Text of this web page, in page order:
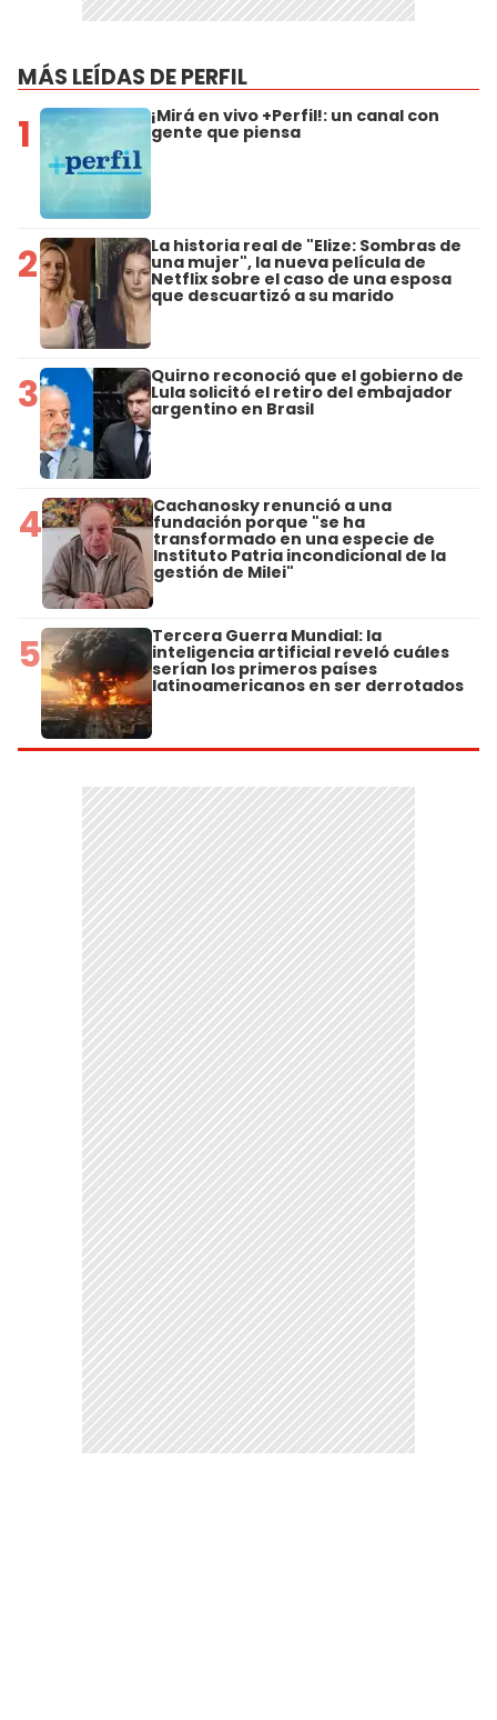
MÁS LEÍDAS DE PERFIL
1 ¡Mirá en vivo +Perfil!: un canal con
gente que piensa
2 La historia real de "Elize: Sombras de
una mujer", la nueva película de
Netflix sobre el caso de una esposa
que descuartizó a su marido
3 Quirno reconoció que el gobierno de
Lula solicitó el retiro del embajador
argentino en Brasil
4 Cachanosky renunció a una
fundación porque "se ha
transformado en una especie de
Instituto Patria incondicional de la
gestión de Milei"
5 Tercera Guerra Mundial: la
inteligencia artificial reveló cuáles
serían los primeros países
latinoamericanos en ser derrotados